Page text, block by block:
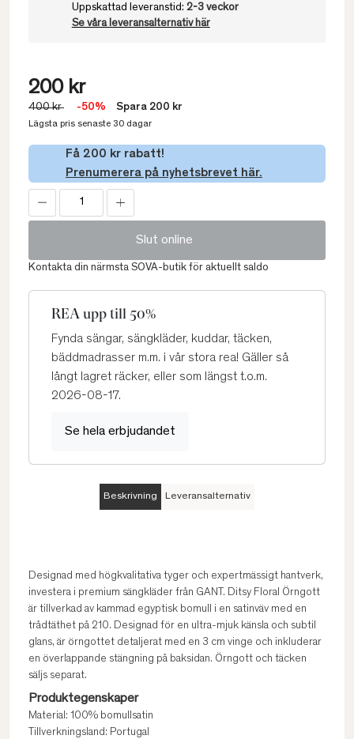
Uppskattad leveranstid: 2-3 veckor
Se våra leveransalternativ här
200 kr
400 kr -50% Spara 200 kr
Lägsta pris senaste 30 dagar
Få 200 kr rabatt!
Prenumerera på nyhetsbrevet här.
Slut online
Kontakta din närmsta SOVA-butik för aktuellt saldo
REA upp till 50%
Fynda sängar, sängkläder, kuddar, täcken,
bäddmadrasser m.m. i vår stora rea! Gäller så
långt lagret räcker, eller som längst t.o.m.
2026-08-17.
Se hela erbjudandet
Beskrivning Leveransalternativ
Designad med högkvalitativa tyger och expertmässigt hantverk,
investera i premium sängkläder från GANT. Ditsy Floral Örngott
är tillverkad av kammad egyptisk bomull i en satinväv med en
trådtäthet på 210. Designad för en ultra-mjuk känsla och subtil
glans, är örngottet detaljerat med en 3 cm vinge och inkluderar
en överlappande stängning på baksidan. Örngott och täcken
säljs separat.
Produktegenskaper
Material: 100% bomullsatin
Tillverkningsland: Portugal